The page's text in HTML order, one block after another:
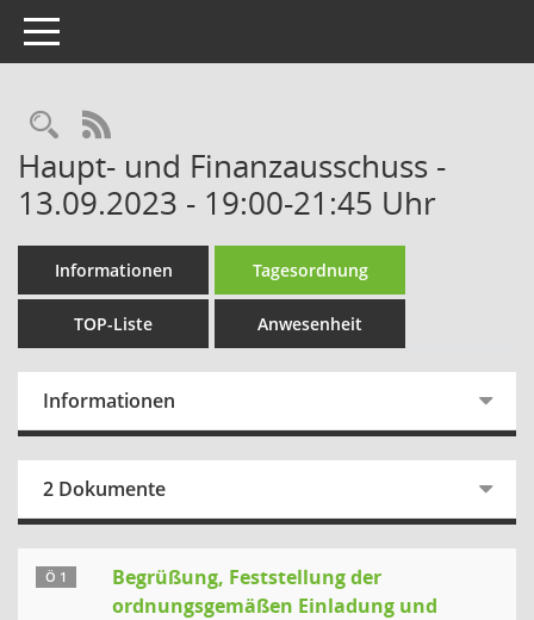
Toggle navigation
Rechercheauswahl
RSS-Feed
Haupt- und Finanzausschuss -
13.09.2023 - 19:00-21:45 Uhr
Informationen Tagesordnung
TOP-Liste Anwesenheit
Informationen
2 Dokumente
Ö 1
Begrüßung, Feststellung der
ordnungsgemäßen Einladung und